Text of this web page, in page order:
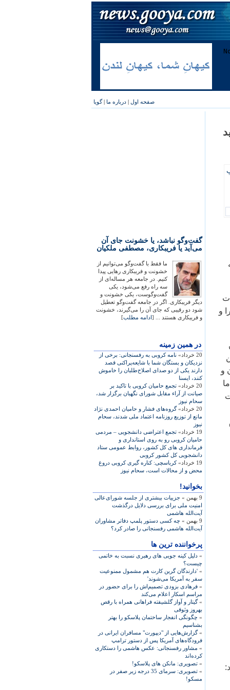
صفحه اول | درباره ما |گویا
گفت‌وگو نباشد، یا خشونت جای آن
می‌آید یا فریبکاری، مصطفی ملکیان
ما فقط با گفت‌وگو می‌توانیم از
خشونت و فریبکاری رهایی پیدا
کنیم. در جامعه هر مساله‌ای از
سه راه رفع می‌شود، یکی
گفت‌وگوست، یکی خشونت و
دیگر فریبکاری. اگر در جامعه گفت‌وگو تعطیل
شود دو رقیبی که جای آن را می‌گیرند، خشونت
و فریبکاری هستند ... [ادامه مطلب]
در همين زمينه
20 خرداد»
نامه کروبی به رفسنجانی: برخی از
نزديکان و بستگان شما با شايعه‌پراکنی قصد
دارند يکی از دو صدای اصلاح‌طلبان را خاموش
کنند، ايسنا
20 خرداد»
تجمع حاميان کروبی با تاکيد بر
صيانت از آراء مقابل شورای نگهبان برگزار شد،
سحام نيوز
20 خرداد»
گروه‌های فشار و حاميان احمدی نژاد
مانع از توزيع روزنامه اعتماد ملی شدند، سحام
نيوز
19 خرداد»
تجمع اعتراضی دانشجويی – مردمی
حاميان کروبی رو به روی استانداری و
فرمانداری های کل کشور، روابط عمومی ستاد
دانشجويی کل کشور کروبی
19 خرداد»
کرباسچی: کناره گيری کروبی دروغ
محض و از محالات است، سحام نيوز
بخوانید!
9 بهمن »
جزییات بیشتری از جلسه شورای‌عالی
امنیت ملی برای بررسی دلایل درگذشت
آیت‌الله هاشمی
9 بهمن »
چه کسی دستور پلمپ دفاتر مشاوران
آیت‌الله هاشمی رفسنجانی را صادر کرد؟
پرخواننده ترین ها
» دلیل کینه جویی های رهبری نسبت به خاتمی
چیست؟
» 'دارندگان گرین کارت هم مشمول ممنوعیت
سفر به آمریکا می‌شوند'
» فرهادی بزودی تصمیم‌اش را برای حضور در
مراسم اسکار اعلام می‌کند
»گیتار و آواز گلشیفته فراهانی همراه با رقص
بهروز وثوقی
» چگونگی انفجار ساختمان پلاسکو را بهتر
بشناسیم
»گزارش‌هایی از "دیپورت" مسافران ایرانی در
فرودگاه‌های آمریکا پس از دستور ترامپ
» مشاور رفسنجانی: عکس هاشمی را دستکاری
کرده‌اند
» تصویری: مانکن های پلاسکو!
»
تصویری: سرمای 35 درجه زیر صفر در
مسکو!
و
و